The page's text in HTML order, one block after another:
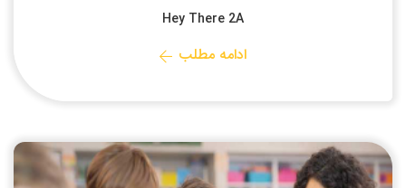
Hey There 2A
ادامه مطلب